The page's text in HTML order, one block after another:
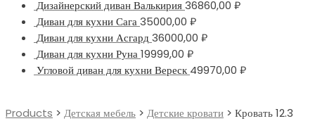
Дизайнерский диван Валькирия36860,00 ₽
Диван для кухни Сага35000,00 ₽
Диван для кухни Асгард36000,00 ₽
Диван для кухни Руна19999,00 ₽
Угловой диван для кухни Вереск 49970,00 ₽
Products > Детская мебель > Детские кровати > Кровать 12.3